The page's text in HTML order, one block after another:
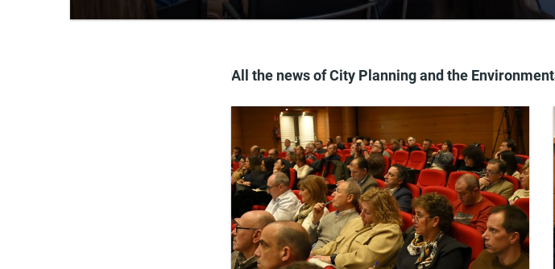
All the news of City Planning and the